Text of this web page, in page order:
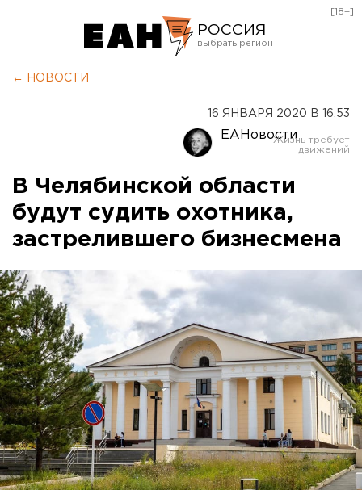
РОССИЯ
Оренбург
[18+]
← НОВОСТИ
16 ЯНВАРЯ 2020 В 16:53
ЕАНовости
В Челябинской области
будут судить охотника,
застрелившего бизнесмена